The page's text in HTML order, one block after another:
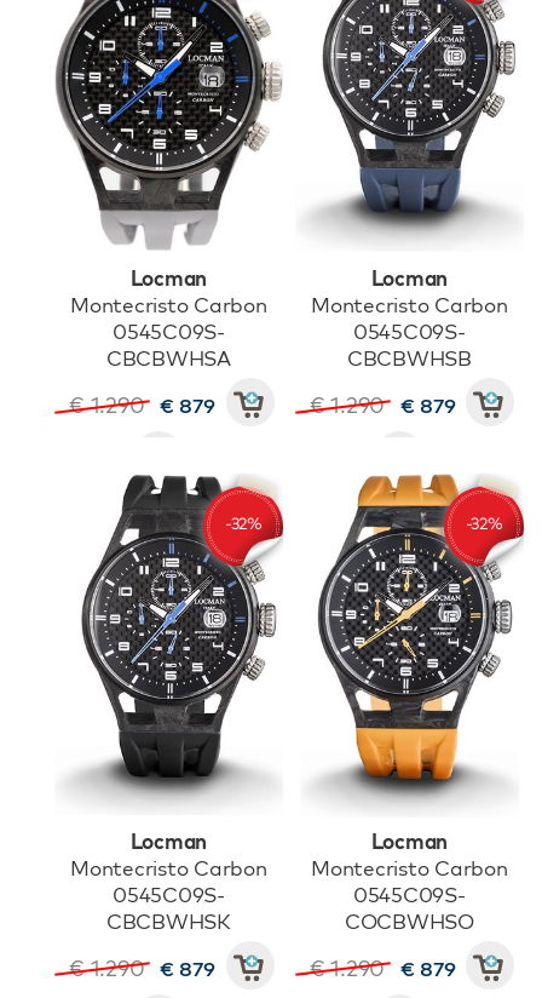
Locman
Montecristo Carbon
0545C09S-
CBCBWHSA
€ 1.290 € 879
Locman
Montecristo Carbon
0545C09S-
CBCBWHSB
€ 1.290 € 879
Locman
Montecristo Carbon
0545C09S-
CBCBWHSK
€ 1.290 € 879
Locman
Montecristo Carbon
0545C09S-
COCBWHSO
€ 1.290 € 879